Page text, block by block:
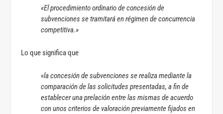
«El procedimiento ordinario de concesión de
subvenciones se tramitará en régimen de concurrencia
competitiva.»
Lo que significa que
«la concesión de subvenciones se realiza mediante la
comparación de las solicitudes presentadas, a fin de
establecer una prelación entre las mismas de acuerdo
con unos criterios de valoración previamente fijados en